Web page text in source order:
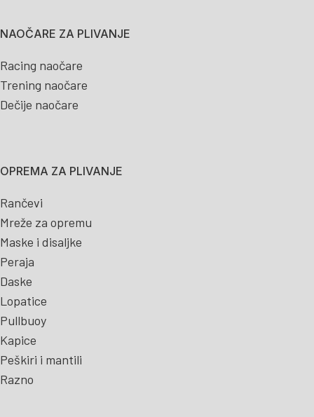
NAOČARE ZA PLIVANJE
Racing naočare
Trening naočare
Dečije naočare
OPREMA ZA PLIVANJE
Rančevi
Mreže za opremu
Maske i disaljke
Peraja
Daske
Lopatice
Pullbuoy
Kapice
Peškiri i mantili
Razno